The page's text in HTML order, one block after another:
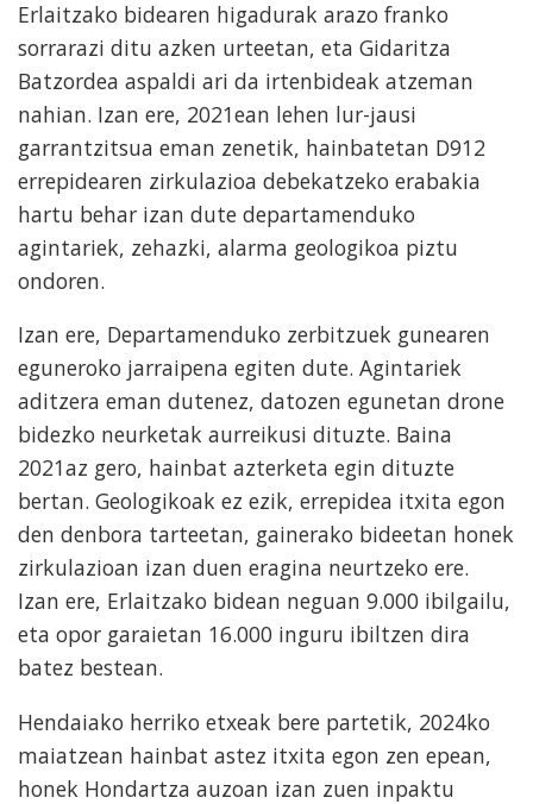
Erlaitzako bidearen higadurak arazo franko
sorrarazi ditu azken urteetan, eta Gidaritza
Batzordea aspaldi ari da irtenbideak atzeman
nahian. Izan ere, 2021ean lehen lur-jausi
garrantzitsua eman zenetik, hainbatetan D912
errepidearen zirkulazioa debekatzeko erabakia
hartu behar izan dute departamenduko
agintariek, zehazki, alarma geologikoa piztu
ondoren.
Izan ere, Departamenduko zerbitzuek gunearen
eguneroko jarraipena egiten dute. Agintariek
aditzera eman dutenez, datozen egunetan drone
bidezko neurketak aurreikusi dituzte. Baina
2021az gero, hainbat azterketa egin dituzte
bertan. Geologikoak ez ezik, errepidea itxita egon
den denbora tarteetan, gainerako bideetan honek
zirkulazioan izan duen eragina neurtzeko ere.
Izan ere, Erlaitzako bidean neguan 9.000 ibilgailu,
eta opor garaietan 16.000 inguru ibiltzen dira
batez bestean.
Hendaiako herriko etxeak bere partetik, 2024ko
maiatzean hainbat astez itxita egon zen epean,
honek Hondartza auzoan izan zuen inpaktu